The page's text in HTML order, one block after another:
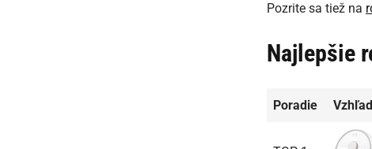
Pozrite sa tiež na
Najlepšie
Poradie Vzhľad